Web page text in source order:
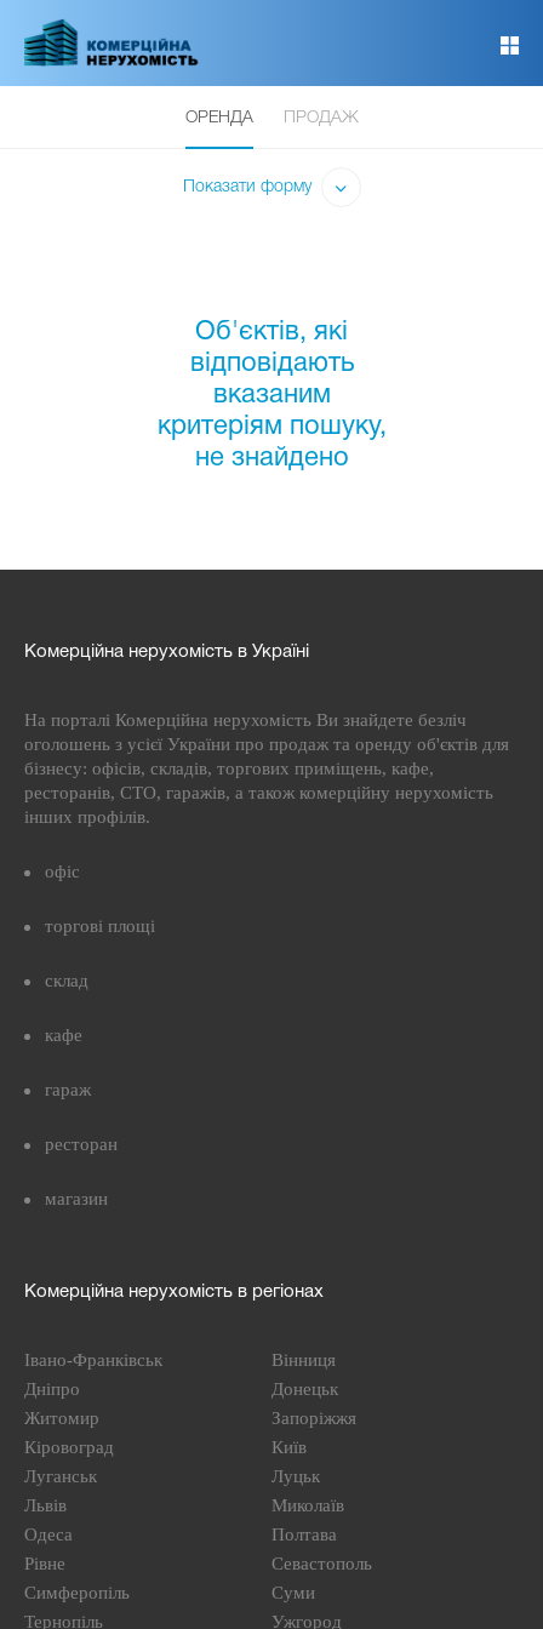
основного
ОРЕНДА ПРОДАЖ
Показати форму
Об'єктів, які
відповідають
вказаним
критеріям пошуку,
не знайдено
Комерційна нерухомість в Україні
На порталі Комерційна нерухомість Ви знайдете безліч
оголошень з усієї України про продаж та оренду об'єктів для
бізнесу: офісів, складів, торгових приміщень, кафе,
ресторанів, СТО, гаражів, а також комерційну нерухомість
інших профілів.
офіс
торгові площі
склад
кафе
гараж
ресторан
магазин
Комерційна нерухомість в регіонах
Івано-Франківськ
Вінниця
Дніпро
Донецьк
Житомир
Запоріжжя
Кіровоград
Київ
Луганськ
Луцьк
Львів
Миколаїв
Одеса
Полтава
Рівне
Севастополь
Симферопіль
Суми
Тернопіль
Ужгород